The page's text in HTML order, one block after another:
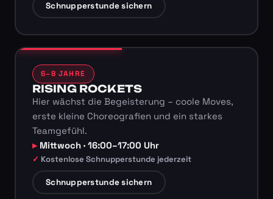
Schnupperstunde sichern
6–8 JAHRE
RISING ROCKETS
Hier wächst die Begeisterung – coole Moves,
erste kleine Choreografien und ein starkes
Teamgefühl.
Mittwoch · 16:00–17:00 Uhr
Kostenlose Schnupperstunde jederzeit
Schnupperstunde sichern